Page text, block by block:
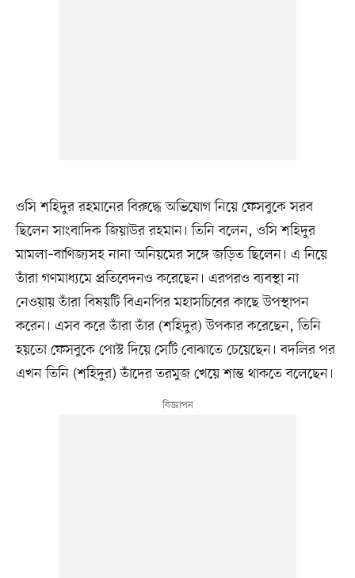
ওসি শহিদুর রহমানের বিরুদ্ধে অভিযোগ নিয়ে ফেসবুকে সরব
ছিলেন সাংবাদিক জিয়াউর রহমান। তিনি বলেন, ওসি শহিদুর
মামলা–বাণিজ্যসহ নানা অনিয়মের সঙ্গে জড়িত ছিলেন। এ নিয়ে
তাঁরা গণমাধ্যমে প্রতিবেদনও করেছেন। এরপরও ব্যবস্থা না
নেওয়ায় তাঁরা বিষয়টি বিএনপির মহাসচিবের কাছে উপস্থাপন
করেন। এসব করে তাঁরা তাঁর (শহিদুর) উপকার করেছেন, তিনি
হয়তো ফেসবুকে পোস্ট দিয়ে সেটি বোঝাতে চেয়েছেন। বদলির পর
এখন তিনি (শহিদুর) তাঁদের তরমুজ খেয়ে শান্ত থাকতে বলেছেন।